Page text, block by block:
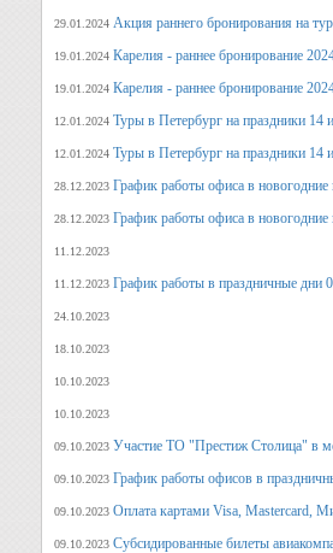
29.01.2024 Акция раннего бронирования на
19.01.2024 Карелия - раннее бронирование
19.01.2024 Карелия - раннее бронирование
12.01.2024 Туры в Петербург на праздники 14
12.01.2024 Туры в Петербург на праздники 14
28.12.2023 График работы офиса в новогодние
28.12.2023 График работы офиса в новогодние
11.12.2023
11.12.2023 График работы в праздничные дни
24.10.2023
18.10.2023
10.10.2023
10.10.2023
09.10.2023 Участие ТО "Престиж Столица" в
09.10.2023 График работы офисов в
09.10.2023 Оплата картами Visa, Mastercard,
09.10.2023 Субсидированные билеты